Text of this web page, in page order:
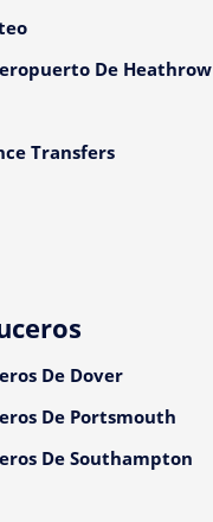
De Heathrow
Transfers
De Dover
De Portsmouth
De Southampton